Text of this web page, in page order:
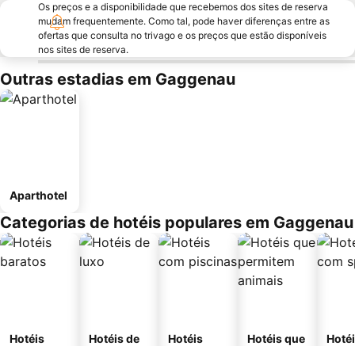
Os preços e a disponibilidade que recebemos dos sites de reserva
mudam frequentemente. Como tal, pode haver diferenças entre as
ofertas que consulta no trivago e os preços que estão disponíveis
nos sites de reserva.
Outras estadias em Gaggenau
Aparthotel
Categorias de hotéis populares em Gaggenau
Hotéis
Hotéis de
Hotéis
Hotéis que